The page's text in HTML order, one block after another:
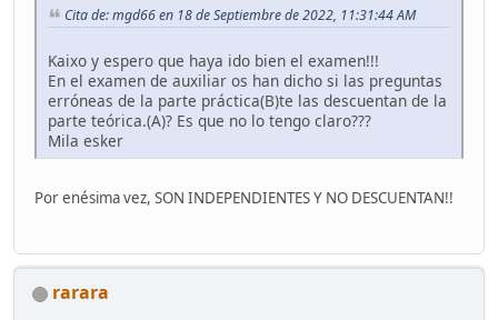
Cita de: mgd66 en 18 de Septiembre de 2022, 11:31:44 AM
Kaixo y espero que haya ido bien el examen!!!
En el examen de auxiliar os han dicho si las preguntas
erróneas de la parte práctica(B)te las descuentan de la
parte teórica.(A)? Es que no lo tengo claro???
Mila esker
Por enésima vez, SON INDEPENDIENTES Y NO DESCUENTAN!!
rarara